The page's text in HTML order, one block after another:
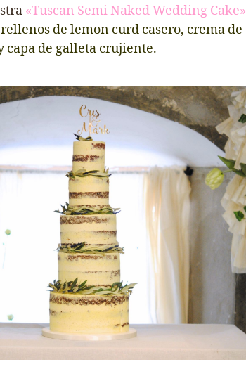
«Tuscan Semi Naked Wedding Cake»
de lemon curd casero, crema de
capa de galleta crujiente.